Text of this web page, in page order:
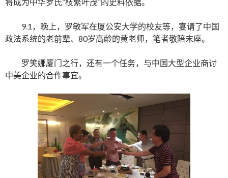
9.1，晚上，罗敏军在厦公安大学的校友等，宴请了中国
政法系统的老前辈、80岁高龄的黄老师，笔者敬陪末座。
罗笑娜厦门之行，还有一个任务，与中国大型企业商讨
中美企业的合作事宜。